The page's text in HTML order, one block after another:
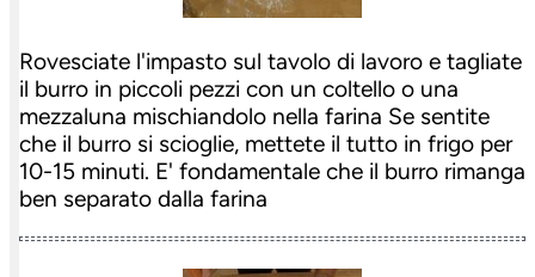
Rovesciate l'impasto sul tavolo di lavoro e tagliate
il burro in piccoli pezzi con un coltello o una
mezzaluna mischiandolo nella farina Se sentite
che il burro si scioglie, mettete il tutto in frigo per
10-15 minuti. E' fondamentale che il burro rimanga
ben separato dalla farina